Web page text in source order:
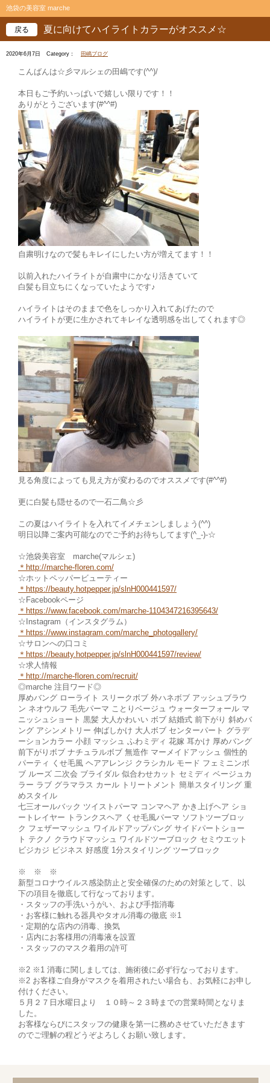
池袋の美容室 marche
夏に向けてハイライトカラーがオススメ☆
戻る
2020年6月7日 Category： 田嶋ブログ
こんばんは☆彡マルシェの田嶋です(^^)/
本日もご予約いっぱいで嬉しい限りです！！
ありがとうございます(#^^#)
自粛明けなので髪もキレイにしたい方が増えてます！！
以前入れたハイライトが自粛中にかなり活きていて
白髪も目立ちにくなっていたようです♪
ハイライトはそのままで色をしっかり入れてあげたので
ハイライトが更に生かされてキレイな透明感を出してくれます◎
見る角度によっても見え方が変わるのでオススメです(#^^#)
更に白髪も隠せるので一石二鳥☆彡
この夏はハイライトを入れてイメチェンしましょう(^^)
明日以降ご案内可能なのでご予約お待ちしてます(^_-)-☆
☆池袋美容室 marche(マルシェ)
＊ http://marche-floren.com/
☆ホットペッパービューティー
＊ https://beauty.hotpepper.jp/slnH000441597/
☆Facebookページ
＊https://www.facebook.com/marche-1104347216395643/
☆Instagram（インスタグラム）
＊ https://www.instagram.com/marche_photogallery/
☆サロンへの口コミ
＊https://beauty.hotpepper.jp/slnH000441597/review/
☆求人情報
＊http://marche-fl oren.com/recruit/
◎marche 注目ワード◎
厚めバング ローライト スリークボブ 外ハネボブ アッシュブラウ
ン ネオウルフ 毛先パーマ ことりベージュ ウォーターフォール マ
ニッシュショート 黒髪 大人かわいい ボブ 結婚式 前下がり 斜めバ
ング アシンメトリー 伸ばしかけ 大人ボブ センターパート グラデ
ーションカラー 小顔 マッシュ ふわミディ 花嫁 耳かけ 厚めバング
前下がりボブ ナチュラルボブ 無造作 マーメイドアッシュ 個性的
パーティ くせ毛風 ヘアアレンジ クラシカル モード フェミニンボ
ブ ルーズ 二次会 ブライダル 似合わせカット セミディ ベージュカ
ラー ラブ グラマラス カール トリートメント 簡単スタイリング 重
めスタイル
七三オールバック ツイストパーマ コンマヘア かき上げヘア ショ
ートレイヤー トランクスヘア くせ毛風パーマ ソフトツーブロッ
ク フェザーマッシュ ワイルドアップバング サイドパートショー
ト テクノ クラウドマッシュ ワイルドツーブロック セミウエット
ビジカジ ビジネス 好感度 1分スタイリング ツーブロック
※ ※ ※
新型コロナウイルス感染防止と安全確保のための対策として、以
下の項目を徹底して行なっております。
・スタッフの手洗いうがい、および手指消毒
・お客様に触れる器具やタオル消毒の徹底 ※1
・定期的な店内の消毒、換気
・店内にお客様用の消毒液を設置
・スタッフのマスク着用の許可
※2 ※1 消毒に関しましては、施術後に必ず行なっております。
※2 お客様ご自身がマスクを着用されたい場合も、お気軽にお申し
付けください。
５月２７日水曜日より １０時～２３時までの営業時間となりま
した。
お客様ならびにスタッフの健康を第一に務めさせていただきます
のでご理解の程どうぞよろしくお願い致します。